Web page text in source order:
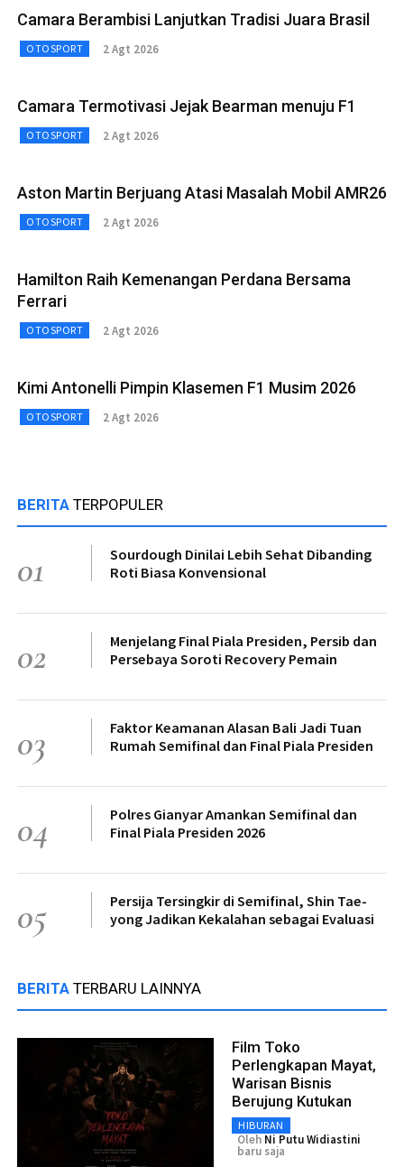
Camara Berambisi Lanjutkan Tradisi Juara Brasil
OTOSPORT 2 Agt 2026
Camara Termotivasi Jejak Bearman menuju F1
OTOSPORT 2 Agt 2026
Aston Martin Berjuang Atasi Masalah Mobil AMR26
OTOSPORT 2 Agt 2026
Hamilton Raih Kemenangan Perdana Bersama
Ferrari
OTOSPORT 2 Agt 2026
Kimi Antonelli Pimpin Klasemen F1 Musim 2026
OTOSPORT 2 Agt 2026
BERITA TERPOPULER
01
Sourdough Dinilai Lebih Sehat Dibanding
Roti Biasa Konvensional
02
Menjelang Final Piala Presiden, Persib dan
Persebaya Soroti Recovery Pemain
03
Faktor Keamanan Alasan Bali Jadi Tuan
Rumah Semifinal dan Final Piala Presiden
04
Polres Gianyar Amankan Semifinal dan
Final Piala Presiden 2026
05
Persija Tersingkir di Semifinal, Shin Tae-
yong Jadikan Kekalahan sebagai Evaluasi
BERITA TERBARU LAINNYA
Film Toko
Perlengkapan Mayat,
Warisan Bisnis
Berujung Kutukan
HIBURAN
Oleh Ni Putu Widiastini
baru saja